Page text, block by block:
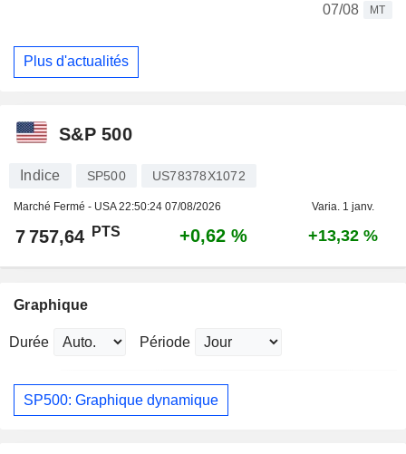
07/08
MT
Plus d'actualités
S&P 500
Indice SP500 US78378X1072
Marché Fermé - USA22:50:24 07/08/2026 Varia. 1 janv.
7 757,64 PTS +0,62 % +13,32 %
Graphique
Durée Période
SP500: Graphique dynamique